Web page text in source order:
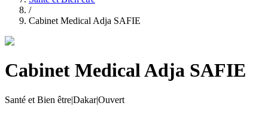
/
Cabinet Medical Adja SAFIE
Cabinet Medical Adja SAFIE
Santé et Bien être|Dakar|Ouvert